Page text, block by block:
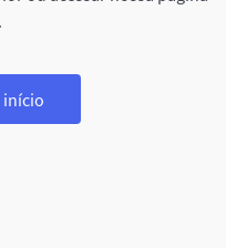
início